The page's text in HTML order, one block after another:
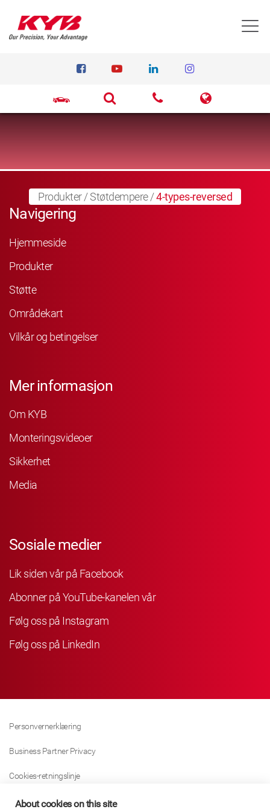
Produkter/Støtdempere/4-types-reversed
Navigering
Hjemmeside
Produkter
Støtte
Områdekart
Vilkår og betingelser
Mer informasjon
Om KYB
Monteringsvideoer
Sikkerhet
Media
Sosiale medier
Lik siden vår på Facebook
Abonner på YouTube-kanelen vår
Følg oss på Instagram
Følg oss på LinkedIn
Personvernerklæring
Business Partner Privacy
Cookies-retningslinje
Modern Slavery Act Policy
About cookies on this site